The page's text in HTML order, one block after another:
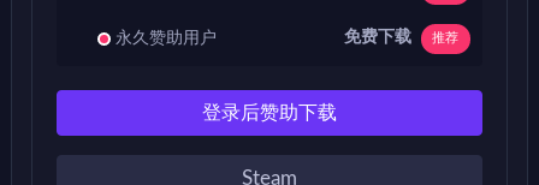
永久赞助用户 免费下载 推荐
登录后赞助下载
Steam